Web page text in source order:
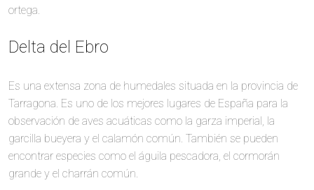
ortega.
Delta del Ebro
Es una extensa zona de humedales situada en la provincia de
Tarragona. Es uno de los mejores lugares de España para la
observación de aves acuáticas como la garza imperial, la
garcilla bueyera y el calamón común. También se pueden
encontrar especies como el águila pescadora, el cormorán
grande y el charrán común.